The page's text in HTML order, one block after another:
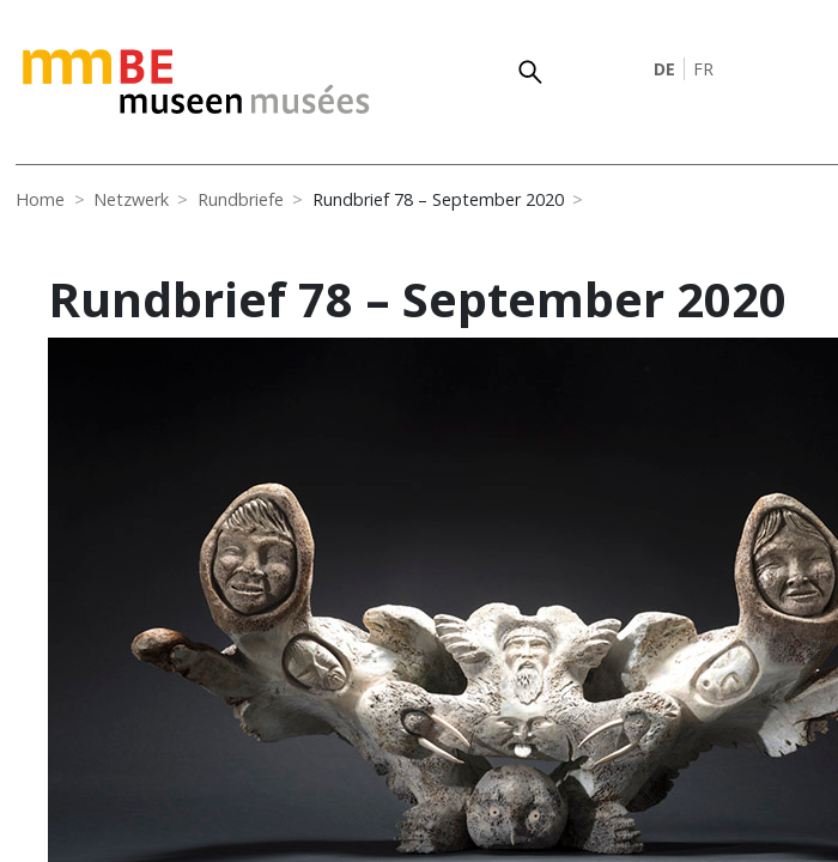
DE FR
Home Netzwerk Rundbriefe Rundbrief 78 – September 2020
Rundbrief 78 – September 2020